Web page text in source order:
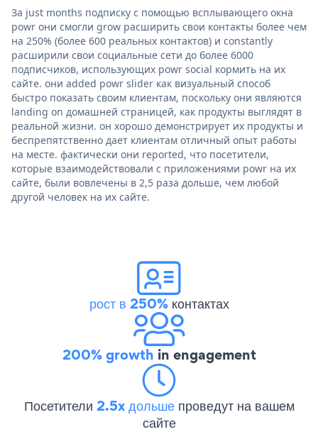
За just months подписку с помощью всплывающего окна
powr они смогли grow расширить свои контакты более чем
на 250% (более 600 реальных контактов) и constantly
расширили свои социальные сети до более 6000
подписчиков, использующих powr social кормить на их
сайте. они added powr slider как визуальный способ
быстро показать своим клиентам, поскольку они являются
landing on домашней страницей, как продукты выглядят в
реальной жизни. он хорошо демонстрирует их продукты и
беспрепятственно дает клиентам отличный опыт работы
на месте. фактически они reported, что посетители,
которые взаимодействовали с приложениями powr на их
сайте, были вовлечены в 2,5 раза дольше, чем любой
другой человек на их сайте.
рост в 250%контактах
200% growth in engagement
Посетители 2.5x дольше проведут на вашем
сайте